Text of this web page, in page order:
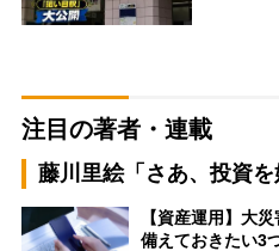
注目の著者・連載
藤川里絵「さあ、投資を
【資産運用】大
備えておきたい3